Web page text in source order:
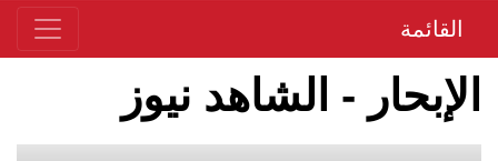
القائمة
الإبحار - الشاهد نيوز